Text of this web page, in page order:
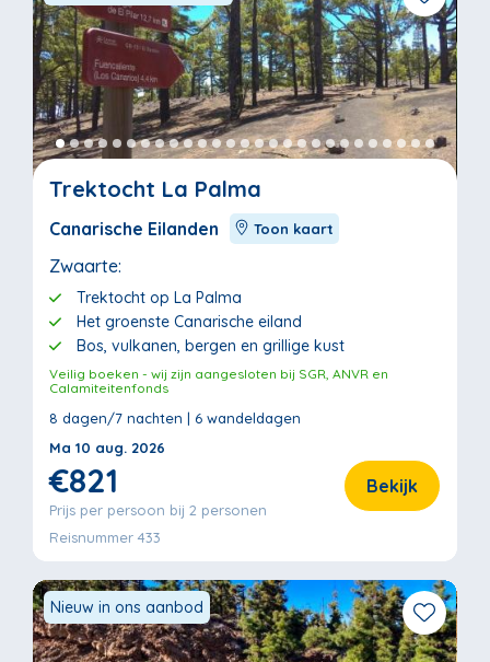
Trektocht La Palma
Canarische Eilanden Toon kaart
Zwaarte:
Trektocht op La Palma
Het groenste Canarische eiland
Bos, vulkanen, bergen en grillige kust
Veilig boeken - wij zijn aangesloten bij SGR, ANVR en
Calamiteitenfonds
8 dagen/7 nachten | 6 wandeldagen
Ma 10 aug. 2026
€821
Prijs per persoon bij 2 personen
Bekijk
Reisnummer 433
Nieuw in ons aanbod